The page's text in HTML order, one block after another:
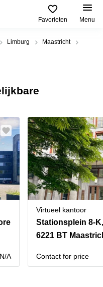
Favorieten Menu
Limburg
Maastricht
N/A
Virtueel kantoor
Stationsplein 8-
6221 BT
Contact for price